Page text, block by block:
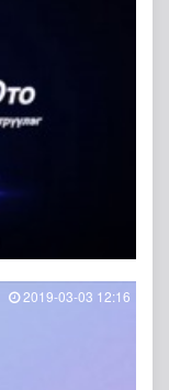
2019-03-03 12:16